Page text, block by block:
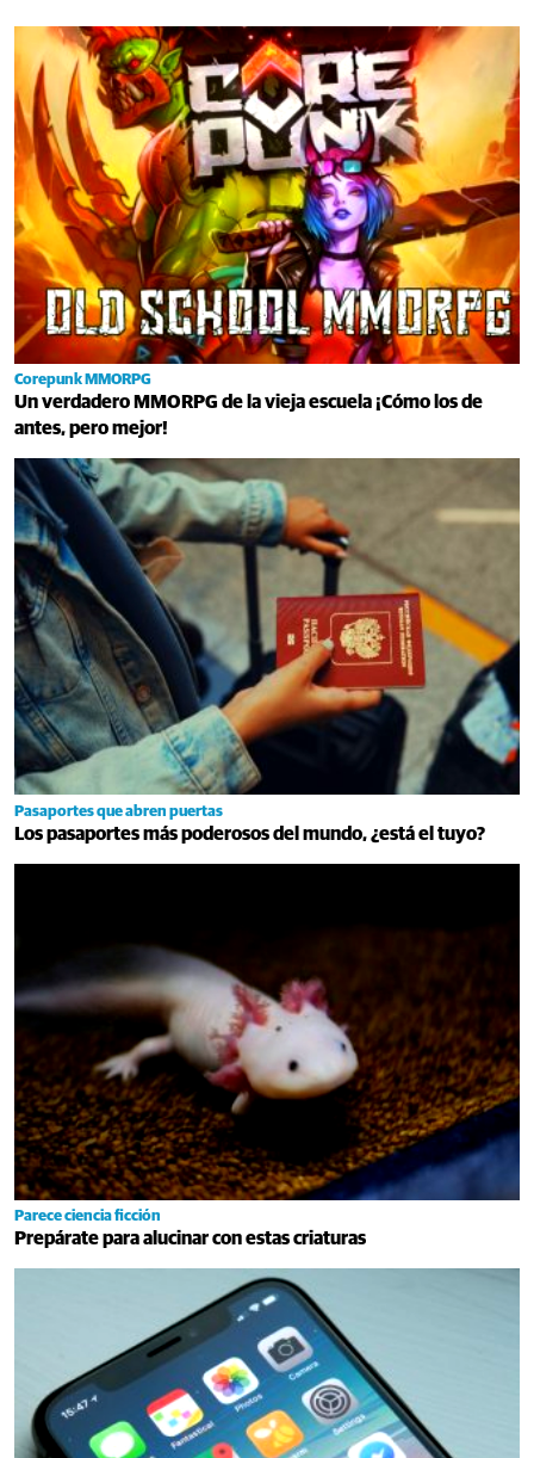
Corepunk MMORPG
Un verdadero MMORPG de la vieja escuela ¡Cómo los de
antes, pero mejor!
Pasaportes que abren puertas
Los pasaportes más poderosos del mundo, ¿está el tuyo?
Parece ciencia ficción
Prepárate para alucinar con estas criaturas